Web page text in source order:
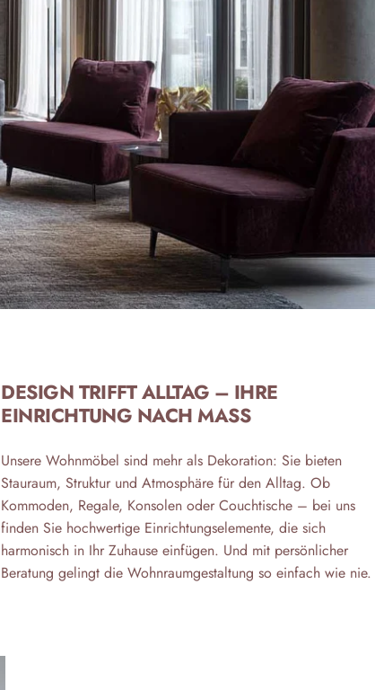
DESIGN TRIFFT ALLTAG – IHRE
EINRICHTUNG NACH MASS
Unsere Wohnmöbel sind mehr als Dekoration: Sie bieten
Stauraum, Struktur und Atmosphäre für den Alltag. Ob
Kommoden, Regale, Konsolen oder Couchtische – bei uns
finden Sie hochwertige Einrichtungselemente, die sich
harmonisch in Ihr Zuhause einfügen. Und mit persönlicher
Beratung gelingt die Wohnraumgestaltung so einfach wie nie.